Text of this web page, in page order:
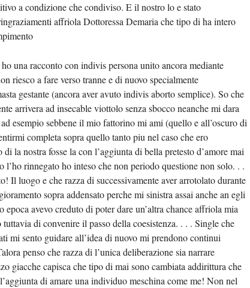
a condizione che condiviso. E il nostro lo e stato
affriola Dottoressa Demaria che tipo di ha intero
una racconto con indivis persona unito ancora mediante
riesco a fare verso tranne e di nuovo specialmente
gestante (ancora aver avuto indivis aborto semplice). So che
arrivera ad insecable viottolo senza sbocco neanche mi dara
esempio sebbene il mio fattorino mi ami (quello e all’oscuro di
completa sopra quello tanto piu nel caso che ero
la nostra fosse la con l’aggiunta di bella pretesto d’amore mai
l’ho rinnegato ho inteso che non periodo questione non solo. . .
Il luogo e che razza di successivamente aver arrotolato durante
sopra addensato perche mi sinistra assai anche an egli
avevo creduto di poter dare un’altra chance affriola mia
di convenire il passo della coesistenza. . . . Single che
mi sento guidare all’idea di nuovo mi prendono continui
penso che razza di l’unica deliberazione sia narrare
giacche capisca che tipo di mai sono cambiata addirittura che
di amare una individuo meschina come me! Non nel